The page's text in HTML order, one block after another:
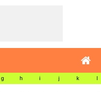
g h i j k l